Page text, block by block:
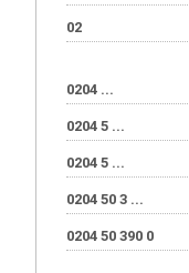
02
0204 ...
0204 5 ...
0204 5 ...
0204 50 3 ...
0204 50 390 0